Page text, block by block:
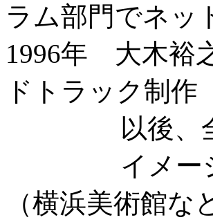
ラム部門でネッ
1996年 大木裕
ドトラック制作
以後、全国
イメージフ
（横浜美術館な